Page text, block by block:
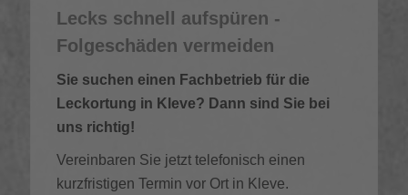
Lecks schnell aufspüren -
Folgeschäden vermeiden
Sie suchen einen Fachbetrieb für die
Leckortung in Kleve? Dann sind Sie bei
uns richtig!
Vereinbaren Sie jetzt telefonisch einen
kurzfristigen Termin vor Ort in Kleve.